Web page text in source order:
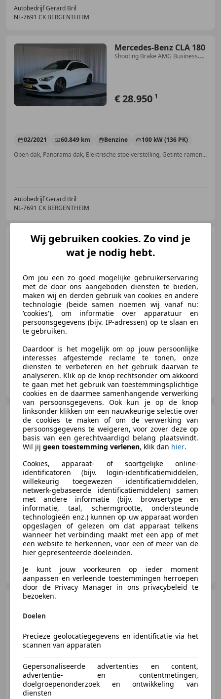
Autobedrijf Gerard Bril
NL-7691 CK BERGENTHEIM
Mercedes-Benz CLA 180
Shooting Brake AMG Business
€ 28.950 1
02/2021 60.849 km Benzine
100 kW (136 PK)
Open dak, Panorama dak, Elektrische stoelverstelling, Getinte ramen, Parkeerhulp met camera, Garantie, Airbag bestuurder, Stoelverwarming
Autobedrijf Gerard Bril
NL-7691 CK BERGENTHEIM
Audi A3Sportback 35 TFSI S
edition, Keyless, ACC, Trekhaa
€ 25.950
08/2020 63.000 km
Autobedrijf Gerard Bril
NL-7691 CK BERGENTHEIM
Toyota Yaris 1.5 Hybrid 115
Dynamic ACC, PDC, CAMERA,
CARPLAY
€ 24.950
09/2025 4.047 km Elektro/Benzine -/-
NL-7691 CK BERGENTHEIM
02/2022
Wij gebruiken cookies. Zo vind je
wat je nodig hebt.
Om jou een zo goed mogelijke gebruikerservaring
met de door ons aangeboden diensten te bieden,
maken wij en derden gebruik van cookies en andere
technologie (beide samen noemen wij vanaf nu:
'cookies'), om informatie over apparatuur en
persoonsgegevens (bijv. IP-adressen) op te slaan en
te gebruiken.
Daardoor is het mogelijk om op jouw persoonlijke
interesses afgestemde reclame te tonen, onze
diensten te verbeteren en het gebruik daarvan te
analyseren. Klik op de knop rechtsonder om akkoord
te gaan met het gebruik van toestemmingsplichtige
cookies en de daarmee samenhangende verwerking
van persoonsgegevens. Ook kun je op de knop
linksonder klikken om een nauwkeurige selectie over
de cookies te maken of om de verwerking van
persoonsgegevens te weigeren, voor zover deze op
basis van een gerechtvaardigd belang plaatsvindt.
Wil jij geen toestemming verlenen, klik dan hier.
Cookies, apparaat- of soortgelijke online-
identificatoren (bijv. login-identificatiemiddelen,
willekeurig toegewezen identificatiemiddelen,
netwerk-gebaseerde identificatiemiddelen) samen
met andere informatie (bijv. browsertype en
informatie, taal, schermgrootte, ondersteunde
technologieën enz.) kunnen op uw apparaat worden
opgeslagen of gelezen om dat apparaat telkens
wanneer het verbinding maakt met een app of met
een website te herkennen, voor een of meer van de
hier gepresenteerde doeleinden.
Je kunt jouw voorkeuren op ieder moment
aanpassen en verleende toestemmingen herroepen
door de Privacy Manager in ons privacybeleid te
bezoeken.
Doelen
Precieze geolocatiegegevens en identificatie via het
scannen van apparaten
Gepersonaliseerde advertenties en content,
advertentie- en contentmetingen,
doelgroepenonderzoek en ontwikkeling van
diensten